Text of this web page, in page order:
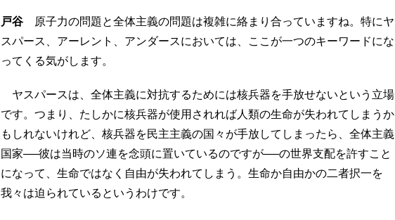
戸谷 原子力の問題と全体主義の問題は複雑に絡まり合っていますね。特にヤ
スパース、アーレント、アンダースにおいては、ここが一つのキーワードにな
ってくる気がします。
ヤスパースは、全体主義に対抗するためには核兵器を手放せないという立場
です。つまり、たしかに核兵器が使用されれば人類の生命が失われてしまうか
もしれないけれど、核兵器を民主主義の国々が手放してしまったら、全体主義
国家──彼は当時のソ連を念頭に置いているのですが──の世界支配を許すこと
になって、生命ではなく自由が失われてしまう。生命か自由かの二者択一を
我々は迫られているというわけです。